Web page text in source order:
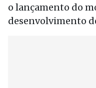
o lançamento do
desenvolvimento